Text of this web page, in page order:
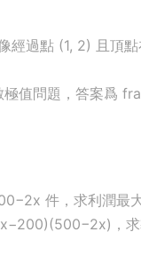
經過點 (1, 2) 且頂
值問題，答案爲
−2x 件，求利潤最
x−200)(500−2x) ，